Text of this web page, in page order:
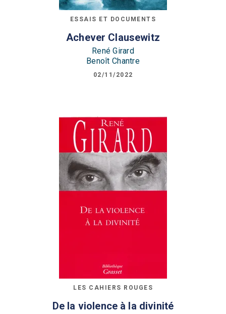
ESSAIS ET DOCUMENTS
Achever Clausewitz
René Girard
Benoît Chantre
02/11/2022
LES CAHIERS ROUGES
De la violence à la divinité